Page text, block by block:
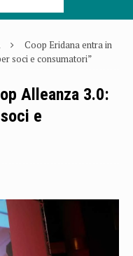
Coop Eridana entra in
soci e consumatori”
Alleanza 3.0:
e